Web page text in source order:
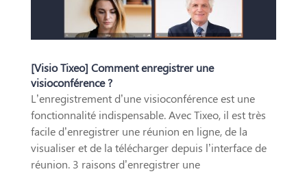
[Visio Tixeo] Comment enregistrer une
visioconférence ?
L’enregistrement d’une visioconférence est une
fonctionnalité indispensable. Avec Tixeo, il est très
facile d’enregistrer une réunion en ligne, de la
visualiser et de la télécharger depuis l’interface de
réunion. 3 raisons d’enregistrer une